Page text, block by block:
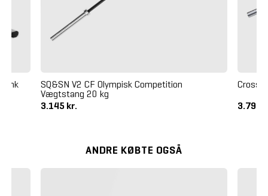
SQ&SN V2 CF Olympisk Competition
Vægtstang 20 kg
3.145 kr.
3.795
ANDRE KØBTE OGSÅ